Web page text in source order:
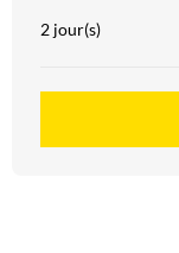
2 jour(s)